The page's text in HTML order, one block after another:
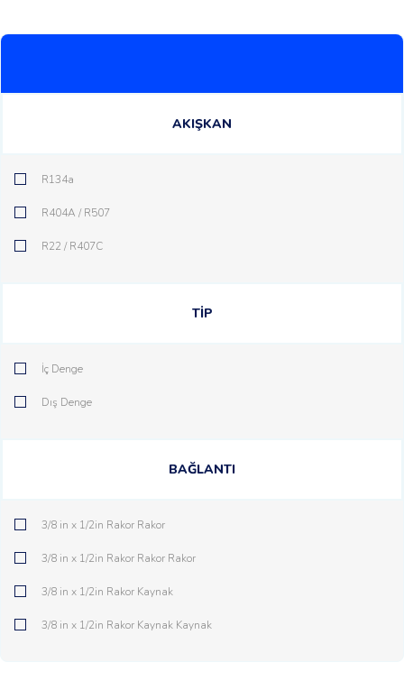
AKIŞKAN
R134a
R404A / R507
R22 / R407C
TİP
İç Denge
Dış Denge
BAĞLANTI
3/8 in x 1/2in Rakor Rakor
3/8 in x 1/2in Rakor Rakor Rakor
3/8 in x 1/2in Rakor Kaynak
3/8 in x 1/2in Rakor Kaynak Kaynak